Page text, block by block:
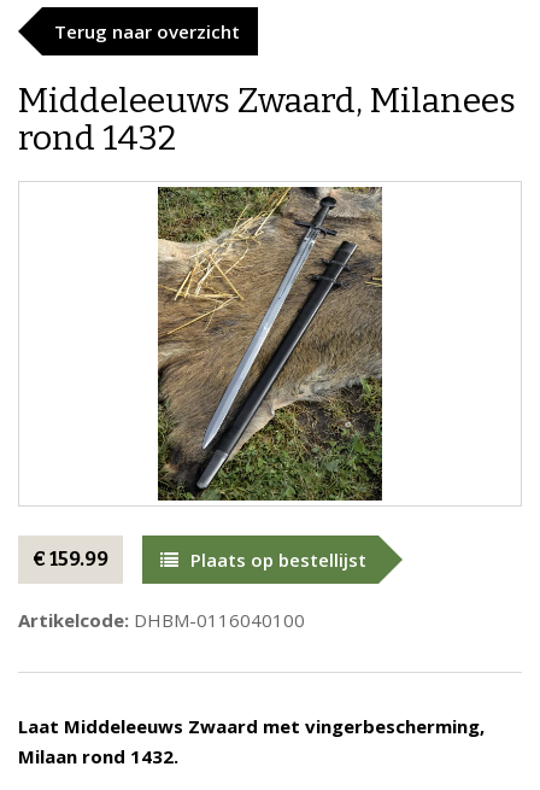
Terug naar overzicht
Middeleeuws Zwaard, Milanees
rond 1432
€ 159.99 Plaats op bestellijst
Artikelcode: DHBM-0116040100
Laat Middeleeuws Zwaard met vingerbescherming,
Milaan rond 1432.